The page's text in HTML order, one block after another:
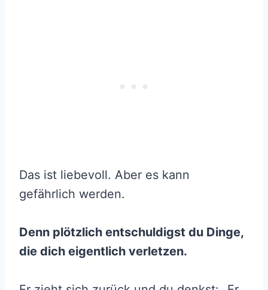
Das ist liebevoll. Aber es kann
gefährlich werden.
Denn plötzlich entschuldigst du Dinge,
die dich eigentlich verletzen.